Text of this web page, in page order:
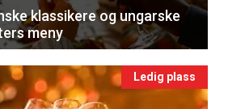
×
nyhetsbrev fra
klassikere og ungarske
meny
Ledig plass